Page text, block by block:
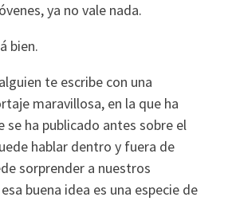
ya no vale nada.
bien.
te escribe con una
maravillosa, en la que ha
ha publicado antes sobre el
hablar dentro y fuera de
sorprender a nuestros
buena idea es una especie de